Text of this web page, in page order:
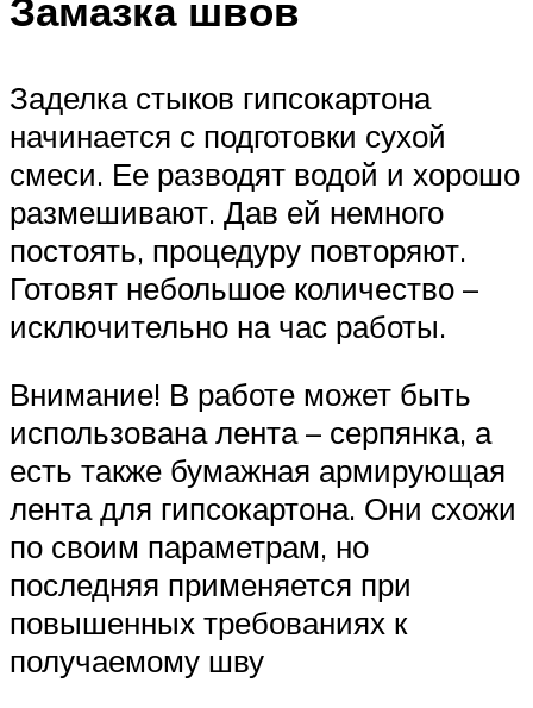
Заделка стыков гипсокартона
начинается с подготовки сухой
смеси. Ее разводят водой и хорошо
размешивают. Дав ей немного
постоять, процедуру повторяют.
Готовят небольшое количество –
исключительно на час работы.
Внимание! В работе может быть
использована лента – серпянка, а
есть также бумажная армирующая
лента для гипсокартона. Они схожи
по своим параметрам, но
последняя применяется при
повышенных требованиях к
получаемому шву